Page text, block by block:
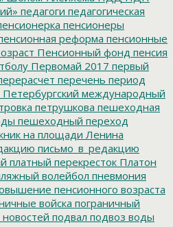
педагоги педагогическая
пенсионеры
реформа пенсионные
Пенсионный фонд пенсия
Первомай 2017 первый
перечень период
Петербургский международный
петрушкова пешеходная
пешеходный переход
на площади Ленина
письмо_в_редакцию
платный перекресток Платон
волейбол пневмония
пенсионного возраста
войска пограничный
подвал подвоз воды